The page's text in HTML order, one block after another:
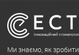
Ми знаємо, як